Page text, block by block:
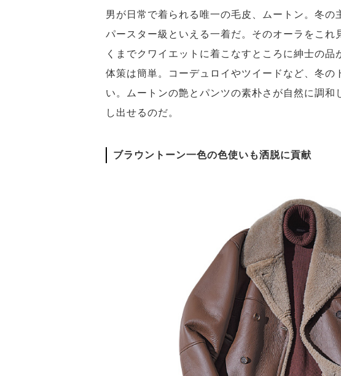
男が日常で着られる唯一の毛皮、ムートン。冬の
パースター級といえる一着だ。そのオーラをこれ
くまでクワイエットに着こなすところに紳士の
体策は簡単。コーデュロイやツイードなど、冬の
い。ムートンの艶とパンツの素朴さが自然に調和
し出せるのだ。
ブラウントーン一色の色使いも洒脱に貢献